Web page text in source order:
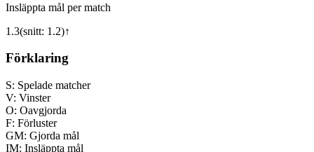
Insläppta mål per match
1.3(snitt: 1.2)↑
Förklaring
S: Spelade matcher
V: Vinster
O: Oavgjorda
F: Förluster
GM: Gjorda mål
IM: Insläppta mål